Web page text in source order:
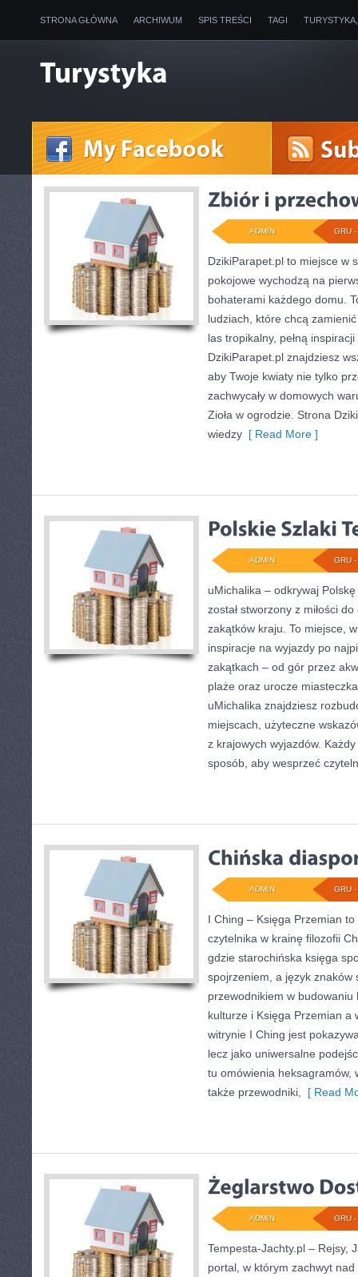
STRONA GŁÓWNA ARCHIWUM SPIS TREŚCI TAGI
GRU
ADMIN
DzikiParapet.pl to miejsce w
pokojowe wychodzą na
bohaterami każdego domu.
ludziach, które chcą
las tropikalny, pełną
DzikiParapet.pl znajdziesz
aby Twoje kwiaty nie tylko
zachwycały w domowych
Zioła w ogrodzie. Strona
wiedzy [ Read More ]
GRU
ADMIN
uMichalika – odkrywaj
został stworzony z miłości
zakątków kraju. To miejsce,
inspiracje na wyjazdy po
zakątkach – od gór przez
plaże oraz urocze
uMichalika znajdziesz
miejscach, użyteczne
z krajowych wyjazdów.
sposób, aby wesprzeć
GRU
ADMIN
I Ching – Księga Przemian
czytelnika w krainę filozofii
gdzie starochińska księga
spojrzeniem, a język znaków
przewodnikiem w
kulturze i Księga Przemian a
witrynie I Ching jest
lecz jako uniwersalne
tu omówienia heksagramów,
także przewodniki,
[ Read
GRU
ADMIN
Tempesta-Jachty.pl – Rejsy,
portal, w którym zachwyt